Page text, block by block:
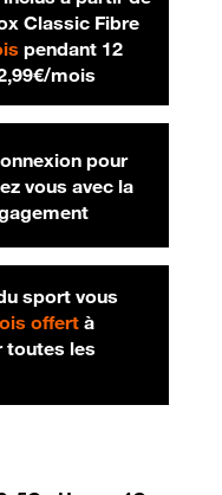
Classic Fibre
29,99 € par mois
pendant 12
mois42,99 € par
pour
vous avec la
sport vous
offertà
toutes les